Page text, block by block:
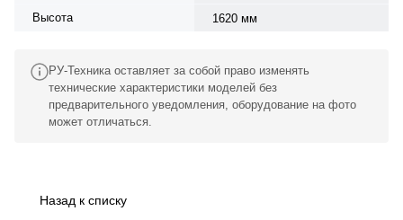
Высота
1620 мм
РУ-Техника оставляет за собой право изменять
технические характеристики моделей без
предварительного уведомления, оборудование на фото
может отличаться.
Назад к списку